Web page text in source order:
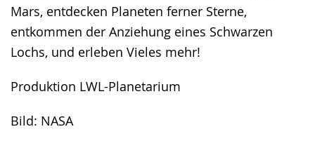
Mars, entdecken Planeten ferner Sterne,
entkommen der Anziehung eines Schwarzen
Lochs, und erleben Vieles mehr!
Produktion LWL-Planetarium
Bild: NASA